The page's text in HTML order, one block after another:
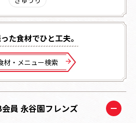
た⾷材でひと⼯夫。
材・メニュー検索
員 永谷園フレンズ